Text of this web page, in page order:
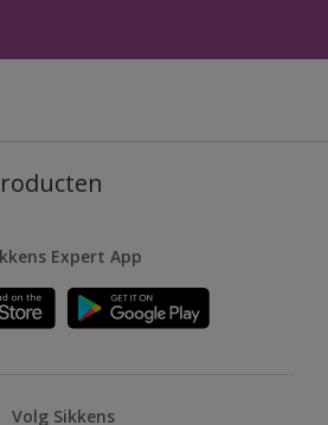
Expert App
Volg Sikkens